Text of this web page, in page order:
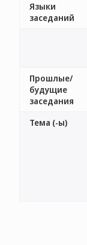
Языки
заседаний
Прошлые/
будущие
заседания
Тема (-ы)